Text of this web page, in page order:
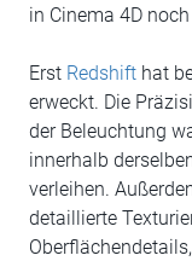
in Cinema 4D
Erst Redshift hat
erweckt. Die
der Beleuchtung
innerhalb
verleihen.
detaillierte